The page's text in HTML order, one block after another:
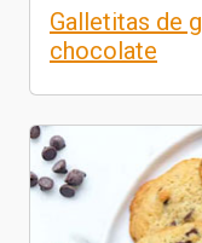
Galletitas de
chocolate